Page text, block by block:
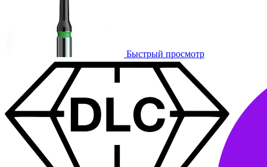
Быстрый просмотр